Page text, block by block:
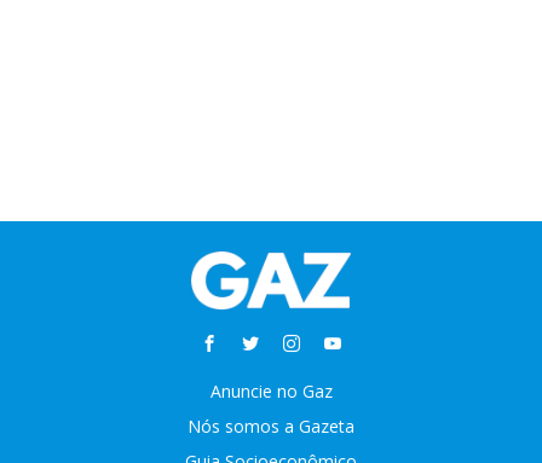
Anuncie no Gaz
Nós somos a Gazeta